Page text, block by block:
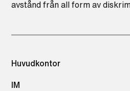
avstånd från all form av
Huvudkontor
IM